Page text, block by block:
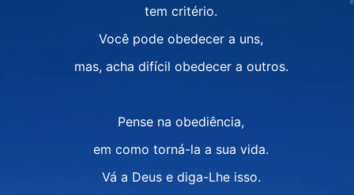
tem critério.
Você pode obedecer a uns,
mas, acha difícil obedecer a outros.
Pense na obediência,
em como torná-la a sua vida.
Vá a Deus e diga-Lhe isso.